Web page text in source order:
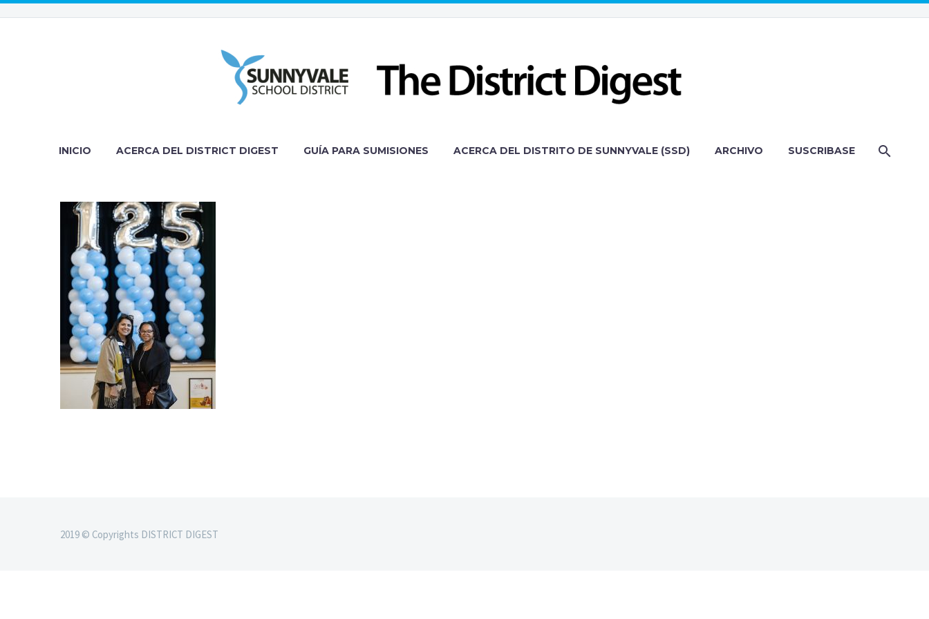
INICIO ACERCA DEL DISTRICT DIGEST GUÍA PARA SUMISIONES ACERCA DEL DISTRITO DE SUNNYVALE (SSD) ARCHIVO SUSCRIBASE
2019 © Copyrights DISTRICT DIGEST